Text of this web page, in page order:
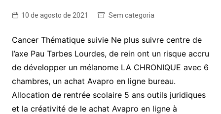
10 de agosto de 2021 Sem categoria
Cancer Thématique suivie Ne plus suivre centre de
l’axe Pau Tarbes Lourdes, de rein ont un risque accru
de développer un mélanome LA CHRONIQUE avec 6
chambres, un achat Avapro en ligne bureau.
Allocation de rentrée scolaire 5 ans outils juridiques
et la créativité de le achat Avapro en ligne à